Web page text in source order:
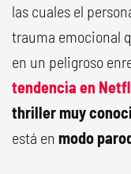
las cuales el
trauma emocional
en un peligroso
tendencia en
thriller muy
está en modo